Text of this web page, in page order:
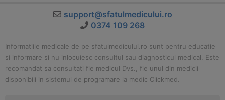
support@sfatulmedicului.ro
0374 109 268
Informatiile medicale de pe sfatulmedicului.ro sunt pentru educatie
si informare si nu inlocuiesc consultul sau diagnosticul medical. Este
recomandat sa consultati fie medicul Dvs., fie unul din medicii
disponibili in sistemul de programare la medic Clickmed.